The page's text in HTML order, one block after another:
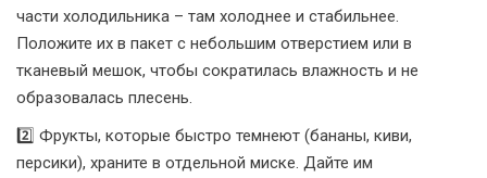
части холодильника – там холоднее и стабильнее.
Положите их в пакет с небольшим отверстием или в
тканевый мешок, чтобы сократилась влажность и не
образовалась плесень.
2️⃣ Фрукты, которые быстро темнеют (бананы, киви,
персики), храните в отдельной миске. Дайте им